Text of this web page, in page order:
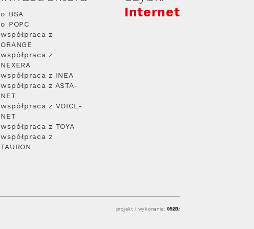
o BSA
o POPC
współpraca z
ORANGE
współpraca z
NEXERA
współpraca z INEA
współpraca z ASTA-
NET
współpraca z VOICE-
NET
współpraca z TOYA
współpraca z
TAURON
Internet
projekt i wykonanie: